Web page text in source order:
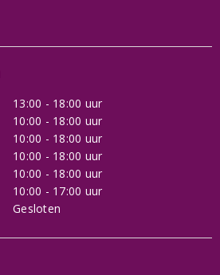
13:00 - 18:00 uur
10:00 - 18:00 uur
10:00 - 18:00 uur
10:00 - 18:00 uur
10:00 - 18:00 uur
10:00 - 17:00 uur
Gesloten